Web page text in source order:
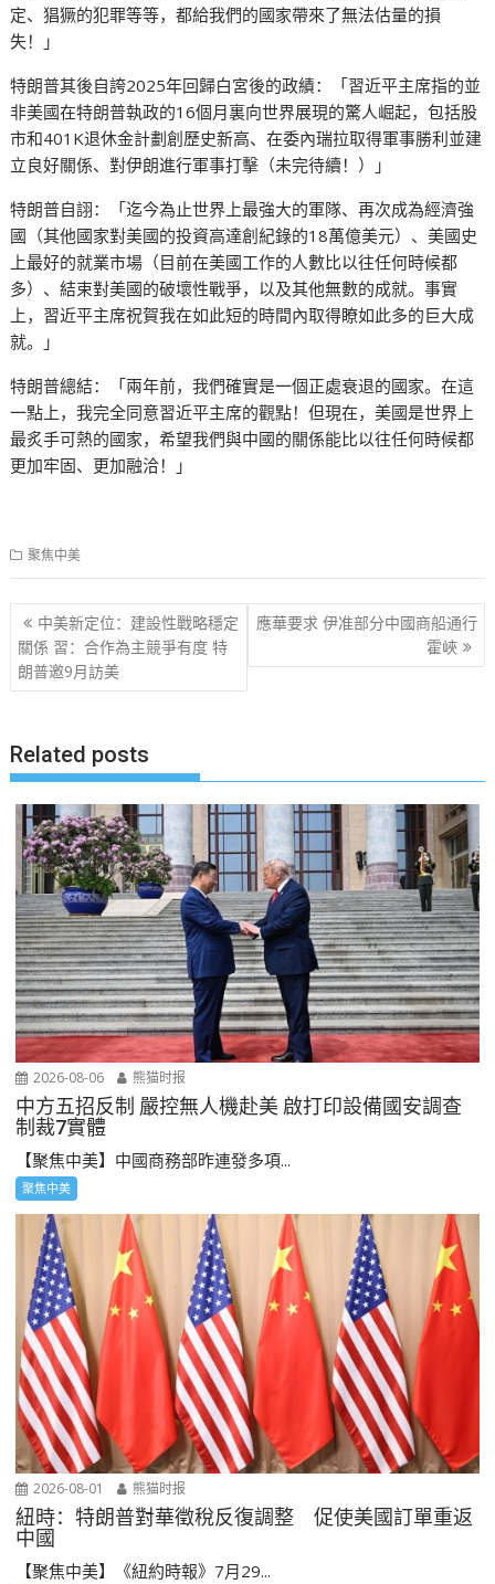
定、猖獗的犯罪等等，都給我們的國家帶來了無法估量的損
失！」
特朗普其後自誇2025年回歸白宮後的政績：「習近平主席指的並
非美國在特朗普執政的16個月裏向世界展現的驚人崛起，包括股
市和401K退休金計劃創歷史新高、在委內瑞拉取得軍事勝利並建
立良好關係、對伊朗進行軍事打擊（未完待續！）」
特朗普自詡：「迄今為止世界上最強大的軍隊、再次成為經濟強
國（其他國家對美國的投資高達創紀錄的18萬億美元）、美國史
上最好的就業市場（目前在美國工作的人數比以往任何時候都
多）、結束對美國的破壞性戰爭，以及其他無數的成就。事實
上，習近平主席祝賀我在如此短的時間內取得瞭如此多的巨大成
就。」
特朗普總結：「兩年前，我們確實是一個正處衰退的國家。在這
一點上，我完全同意習近平主席的觀點！但現在，美國是世界上
最炙手可熱的國家，希望我們與中國的關係能比以往任何時候都
更加牢固、更加融洽！」
聚焦中美
文
章
导
中美新定位：建設性戰略穩定
關係 習：合作為主競爭有度 特
朗普邀9月訪美
應華要求 伊准部分中國商船通行
霍峽
Related posts
2026-08-06 熊猫时报
中方五招反制 嚴控無人機赴美 啟打印設備國安調查
制裁7實體
【聚焦中美】中國商務部昨連發多項...
聚焦中美
2026-08-01 熊猫时报
紐時：特朗普對華徵稅反復調整 促使美國訂單重返
中國
【聚焦中美】《紐約時報》7月29...